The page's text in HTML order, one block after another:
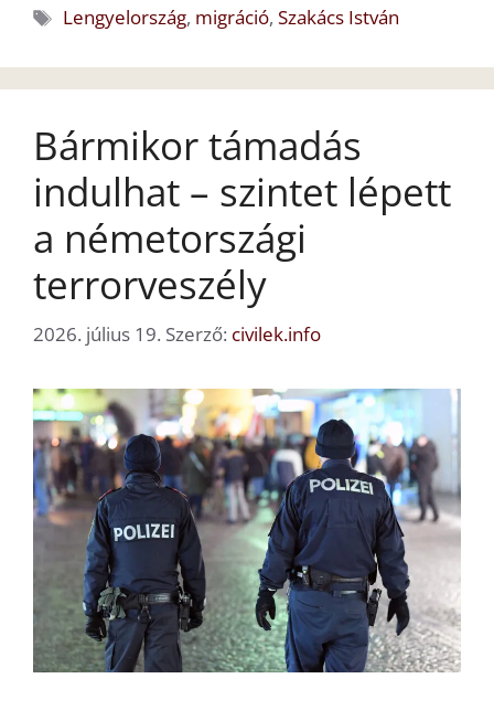
Címkék
Lengyelország, migráció,Szakács István
Bármikor támadás
indulhat – szintet lépett
a németországi
terrorveszély
2026. július 19. Szerző: civilek.info